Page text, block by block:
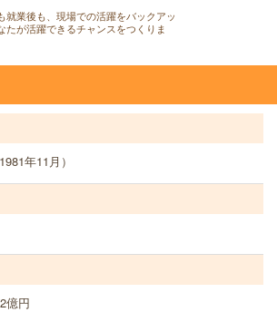
就業後も、現場での活躍をバックアッ
たが活躍できるチャンスをつくりま
年11月）
億円